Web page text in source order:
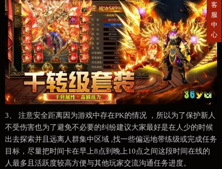
3、 注意安全距离因为游戏中存在PK的情况 ，所以为了保护新人
不受伤害也为了避免不必要的纠纷建议大家最好是在人少的时候
出去探索并且远离人群集中区域 ,找一些偏远地带练级或完成任务
目标，尽量把时间卡在早上8点到晚上10点之间这段时间在线的
人最多且活跃度较高方便与其他玩家交流沟通任务进度。
客
服
中
心